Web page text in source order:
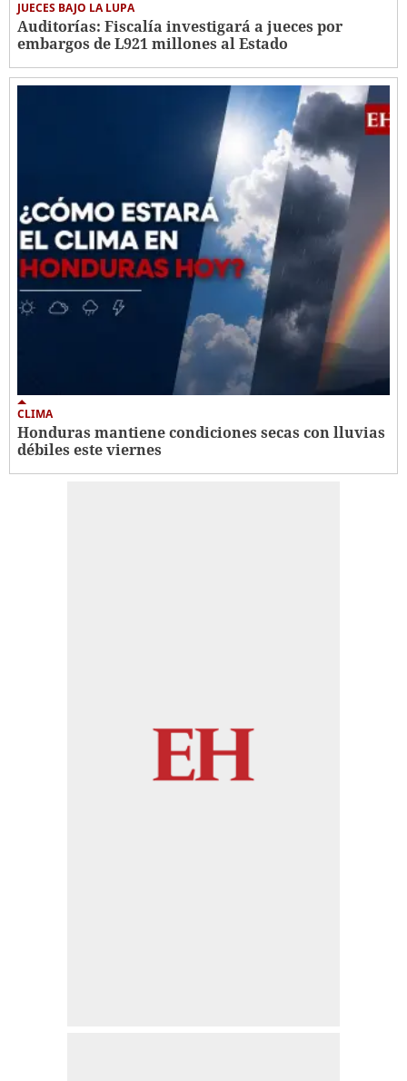
JUECES BAJO LA LUPA
Auditorías: Fiscalía investigará a jueces por
embargos de L921 millones al Estado
CLIMA
Honduras mantiene condiciones secas con lluvias
débiles este viernes